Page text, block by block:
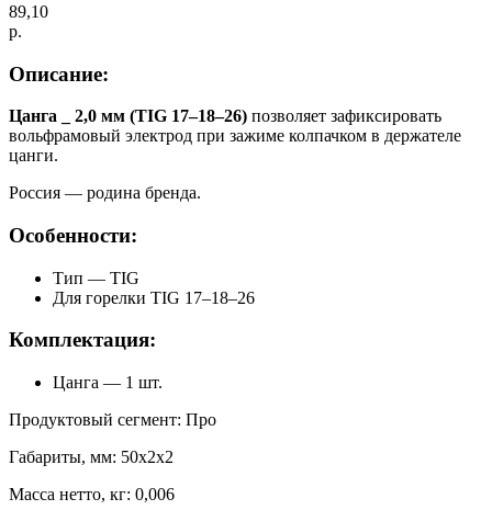
89,10
р.
Описание:
Цанга _ 2,0 мм (TIG 17–18–26) позволяет зафиксировать
вольфрамовый электрод при зажиме колпачком в держателе
цанги.
Россия — родина бренда.
Особенности:
Тип — TIG
Для горелки TIG 17–18–26
Комплектация:
Цанга — 1 шт.
Продуктовый сегмент: Про
Габариты, мм: 50x2x2
Масса нетто, кг: 0,006